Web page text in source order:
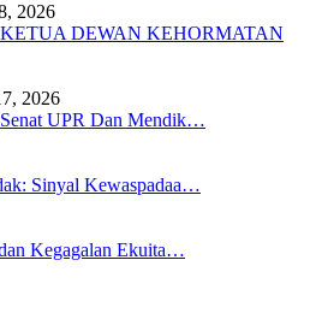
2026
DEWAN KEHORMATAN
2026
UPR Dan Mendik…
Sinyal Kewaspadaa…
Kegagalan Ekuita…